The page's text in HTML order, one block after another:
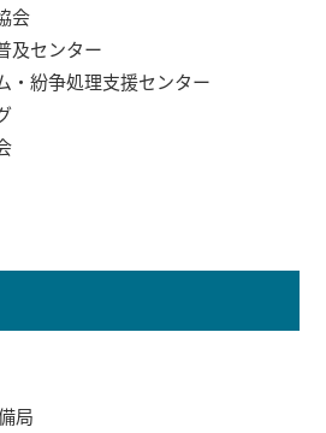
会
及センター
・紛争処理支援センター
局